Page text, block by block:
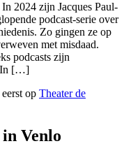
2024 zijn Jacques Paul-
podcast-serie over
Zo gingen ze op
met misdaad.
podcasts zijn
In […]
op Theater de
Venlo